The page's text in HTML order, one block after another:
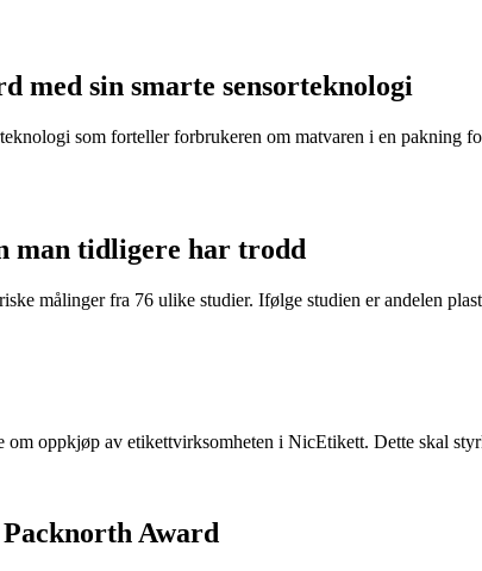
med sin smarte sensorteknologi
som forteller forbrukeren om matvaren i en pakning
tidligere har trodd
målinger fra 76 ulike studier. Ifølge studien er andelen
oppkjøp av etikettvirksomheten i NicEtikett. Dette skal
Award